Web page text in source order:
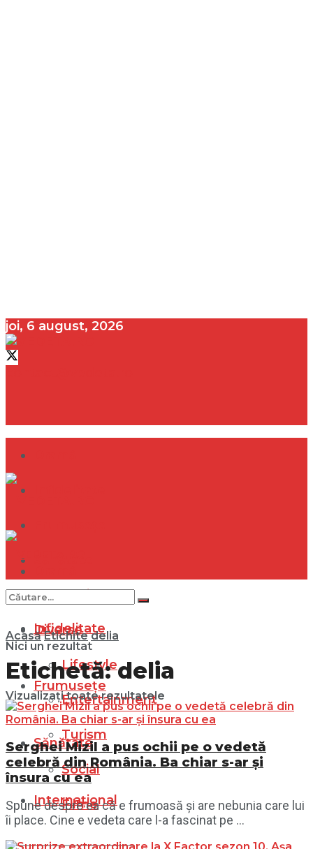
joi, 6 august, 2026
Internațional
Diverse
Lifestyle
Entertainment
Turism
Social
Filme
Infidelitate
Frumusețe
Sănătate
Internațional
Nici un rezultat
Vizualizați toate rezultatele
Acasă Etichite delia
Etichetă:delia
Serghei Mizil a pus ochii pe o vedetă
celebră din România. Ba chiar s-ar și
însura cu ea
Spune despre ea că e frumoasă și are nebunia care lui
îi place. Cine e vedeta care l-a fascinat pe ...